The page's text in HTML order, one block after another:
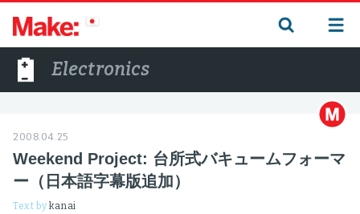
Electronics
2008.04.25
Weekend Project: 台所式バキュームフォーマ
ー（日本語字幕版追加）
Text bykanai